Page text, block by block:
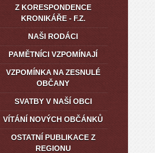
Z KORESPONDENCE
KRONIKÁŘE - F.Z.
NAŠI RODÁCI
PAMĚTNÍCI VZPOMÍNAJÍ
VZPOMÍNKA NA ZESNULÉ
OBČANY
SVATBY V NAŠÍ OBCI
VÍTÁNÍ NOVÝCH OBČÁNKŮ
OSTATNÍ PUBLIKACE Z
REGIONU